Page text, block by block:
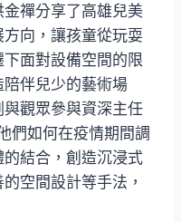
禪分享了高雄兒美
向，讓孩童從玩耍
面對設備空間的限
伴兒少的藝術場
觀眾參與資深主任
們如何在疫情期間調
結合，創造沉浸式
空間設計等手法，